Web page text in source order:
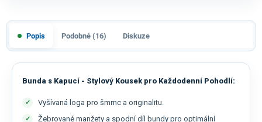
Popis Podobné (16) Diskuze
Bunda s Kapucí - Stylový Kousek pro Každodenní Pohodlí:
Vyšívaná loga pro šmrnc a originalitu.
Žebrované manžety a spodní díl bundy pro optimální